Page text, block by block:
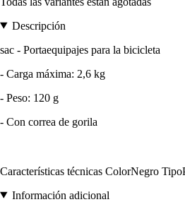
Descripción
sac - Portaequipajes para la bicicleta
- Carga máxima: 2,6 kg
- Peso: 120 g
- Con correa de gorila
Características técnicas ColorNegro
Información adicional